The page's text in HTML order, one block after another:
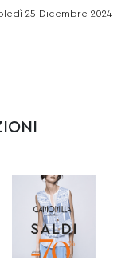
25 Dicembre 2024